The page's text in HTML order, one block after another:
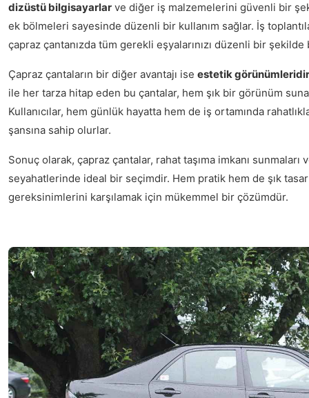
dizüstü bilgisayarlar ve diğer iş malzemelerini güvenli bir
ek bölmeleri sayesinde düzenli bir kullanım sağlar. İş
çapraz çantanızda tüm gerekli eşyalarınızı düzenli bir
Çapraz çantaların bir diğer avantajı ise estetik görünümleridir
ile her tarza hitap eden bu çantalar, hem şık bir görünüm
Kullanıcılar, hem günlük hayatta hem de iş ortamında
şansına sahip olurlar.
Sonuç olarak, çapraz çantalar, rahat taşıma imkanı sunmaları
seyahatlerinde ideal bir seçimdir. Hem pratik hem de şık
gereksinimlerini karşılamak için mükemmel bir çözümdür.